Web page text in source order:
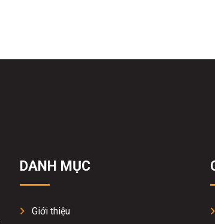
DANH MỤC
Giới thiệu